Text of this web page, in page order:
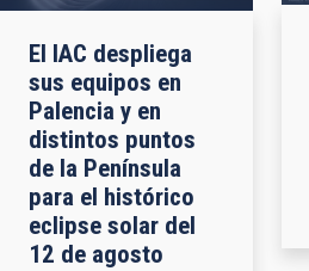
El IAC despliega
sus equipos en
Palencia y en
distintos puntos
de la Península
para el histórico
eclipse solar del
12 de agosto